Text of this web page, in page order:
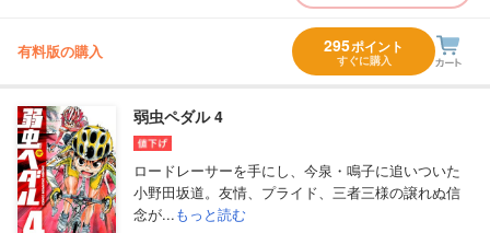
有料版の購入 295ポイント
すぐに購入
弱虫ペダル 4
ロードレーサーを手にし、今泉・鳴子に追いついた
小野田坂道。友情、プライド、三者三様の譲れぬ信
念が...もっと読む